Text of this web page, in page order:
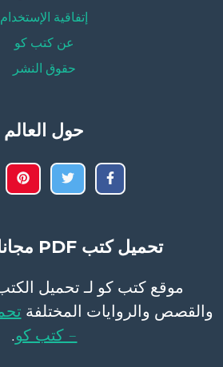
إتفاقية الإستخدام
عن كتب كو
حقوق النشر
حول العالم
تحميل كتب PDF مجانا – كتب كو
والقصص والروايات المختلفة
– كتب كو.